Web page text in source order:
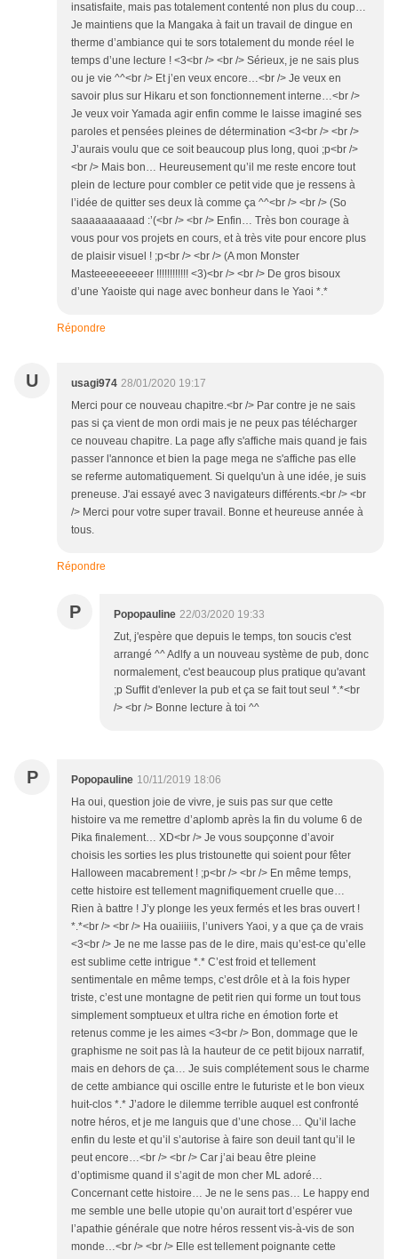
insatisfaite, mais pas totalement contenté non plus du coup…
Je maintiens que la Mangaka à fait un travail de dingue en
therme d’ambiance qui te sors totalement du monde réel le
temps d’une lecture ! <3<br /> <br /> Sérieux, je ne sais plus
ou je vie ^^<br /> Et j’en veux encore…<br /> Je veux en
savoir plus sur Hikaru et son fonctionnement interne…<br />
Je veux voir Yamada agir enfin comme le laisse imaginé ses
paroles et pensées pleines de détermination <3<br /> <br />
J’aurais voulu que ce soit beaucoup plus long, quoi ;p<br />
<br /> Mais bon… Heureusement qu’il me reste encore tout
plein de lecture pour combler ce petit vide que je ressens à
l’idée de quitter ses deux là comme ça ^^<br /> <br /> (So
saaaaaaaaaad :’(<br /> <br /> Enfin… Très bon courage à
vous pour vos projets en cours, et à très vite pour encore plus
de plaisir visuel ! ;p<br /> <br /> (A mon Monster
Masteeeeeeeeer !!!!!!!!!!!! <3)<br /> <br /> De gros bisoux
d’une Yaoiste qui nage avec bonheur dans le Yaoi *.*
Répondre
U usagi974 28/01/2020 19:17
Merci pour ce nouveau chapitre.<br /> Par contre je ne sais
pas si ça vient de mon ordi mais je ne peux pas télécharger
ce nouveau chapitre. La page afly s'affiche mais quand je fais
passer l'annonce et bien la page mega ne s'affiche pas elle
se referme automatiquement. Si quelqu'un à une idée, je suis
preneuse. J'ai essayé avec 3 navigateurs différents.<br /> <br
/> Merci pour votre super travail. Bonne et heureuse année à
tous.
Répondre
P Popopauline 22/03/2020 19:33
Zut, j'espère que depuis le temps, ton soucis c'est
arrangé ^^ Adlfy a un nouveau système de pub, donc
normalement, c'est beaucoup plus pratique qu'avant
;p Suffit d'enlever la pub et ça se fait tout seul *.*<br
/> <br /> Bonne lecture à toi ^^
P Popopauline 10/11/2019 18:06
Ha oui, question joie de vivre, je suis pas sur que cette
histoire va me remettre d’aplomb après la fin du volume 6 de
Pika finalement… XD<br /> Je vous soupçonne d’avoir
choisis les sorties les plus tristounette qui soient pour fêter
Halloween macabrement ! ;p<br /> <br /> En même temps,
cette histoire est tellement magnifiquement cruelle que…
Rien à battre ! J’y plonge les yeux fermés et les bras ouvert !
*.*<br /> <br /> Ha ouaiiiiis, l’univers Yaoi, y a que ça de vrais
<3<br /> Je ne me lasse pas de le dire, mais qu’est-ce qu’elle
est sublime cette intrigue *.* C’est froid et tellement
sentimentale en même temps, c’est drôle et à la fois hyper
triste, c’est une montagne de petit rien qui forme un tout tous
simplement somptueux et ultra riche en émotion forte et
retenus comme je les aimes <3<br /> Bon, dommage que le
graphisme ne soit pas là la hauteur de ce petit bijoux narratif,
mais en dehors de ça… Je suis complétement sous le charme
de cette ambiance qui oscille entre le futuriste et le bon vieux
huit-clos *.* J’adore le dilemme terrible auquel est confronté
notre héros, et je me languis que d’une chose… Qu’il lache
enfin du leste et qu’il s’autorise à faire son deuil tant qu’il le
peut encore…<br /> <br /> Car j’ai beau être pleine
d’optimisme quand il s’agit de mon cher ML adoré…
Concernant cette histoire… Je ne le sens pas… Le happy end
me semble une belle utopie qu’on aurait tort d’espérer vue
l’apathie générale que notre héros ressent vis-à-vis de son
monde…<br /> <br /> Elle est tellement poignante cette